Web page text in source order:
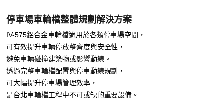
停車場車輪檔整體規劃解決方案
IV-575鋁合金車輪檔適用於各類停車場空間，
可有效提升車輛停放整齊度與安全性，
避免車輛碰撞建築物或影響動線。
透過完整車輪檔配置與停車動線規劃，
可大幅提升停車場管理效率，
是台北車輪檔工程中不可或缺的重要設備。